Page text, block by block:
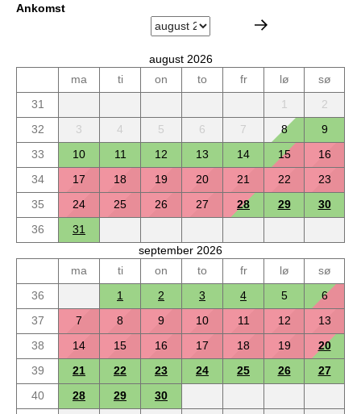
Ankomst
august 2026
ma
ti on to fr lø
sø
31
1
2
32
3 4 5 6 7 8
9
33
10 11 12 13 14 15
16
34
17 18 19 20 21 22
23
35
24 25 26 27 28 29
30
36
31
september 2026
ma
ti on to fr lø
sø
36
1 2 3 4 5
6
37
7 8 9 10 11 12
13
38
14 15 16 17 18 19
20
39
21 22 23 24 25 26
27
40
28 29
30